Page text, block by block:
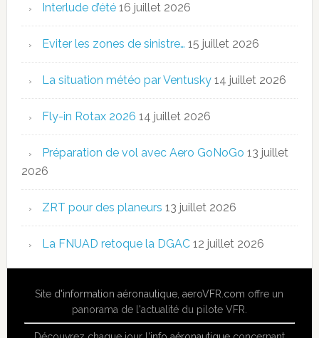
Interlude d’été 16 juillet 2026
Eviter les zones de sinistre… 15 juillet 2026
La situation météo par Ventusky 14 juillet 2026
Fly-in Rotax 2026 14 juillet 2026
Préparation de vol avec Aero GoNoGo 13 juillet
2026
ZRT pour des planeurs 13 juillet 2026
La FNUAD retoque la DGAC 12 juillet 2026
Site d'information aéronautique,aeroVFR.com offre un
panorama de l'actualité du pilote VFR.